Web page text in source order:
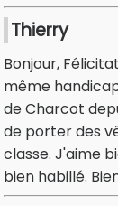
Thierry
Bonjour,
même
de Charcot
de porter des
classe. J'aime
bien habillé.